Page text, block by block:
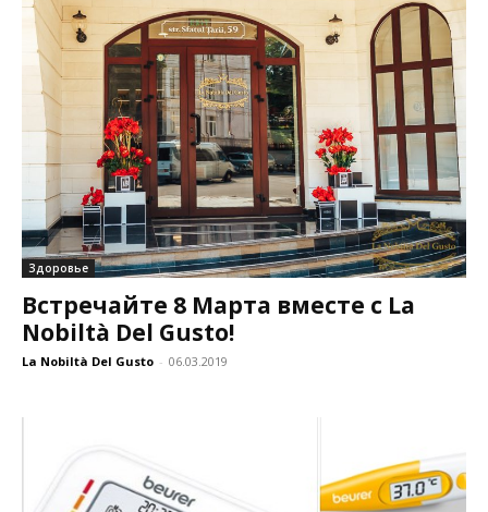
Здоровье
Встречайте 8 Марта вместе с La
Nobiltà Del Gusto!
La Nobiltà Del Gusto - 06.03.2019